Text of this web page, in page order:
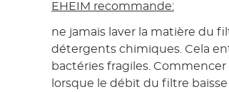
EHEIM recommande:
ne jamais laver la matière du
détergents chimiques. Cela
bactéries fragiles.
lorsque le débit du filtre